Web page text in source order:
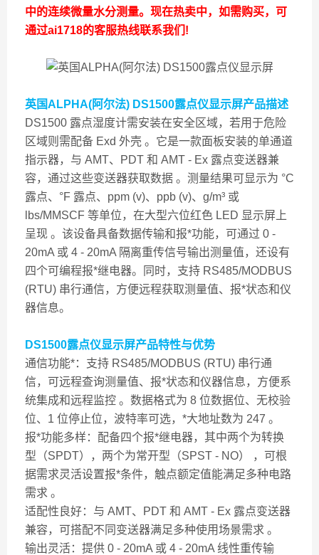
中的连续微量水分测量。现在热卖中，如需购买，可
通过ai1718的客服热线联系我们!
英国ALPHA(阿尔法) DS1500露点仪显示屏产品描述
DS1500 露点湿度计需安装在安全区域，若用于危险
区域则需配备 Exd 外壳 。它是一款面板安装的单通道
指示器，与 AMT、PDT 和 AMT - Ex 露点变送器兼
容，通过这些变送器获取数据 。测量结果可显示为 °C
露点、°F 露点、ppm (v)、ppb (v)、g/m³ 或
lbs/MMSCF 等单位，在大型六位红色 LED 显示屏上
呈现 。该设备具备数据传输和报*功能，可通过 0 -
20mA 或 4 - 20mA 隔离重传信号输出测量值，还设有
四个可编程报*继电器。同时，支持 RS485/MODBUS
(RTU) 串行通信，方便远程获取测量值、报*状态和仪
器信息。
DS1500露点仪显示屏产品特性与优势
通信功能*：支持 RS485/MODBUS (RTU) 串行通
信，可远程查询测量值、报*状态和仪器信息，方便系
统集成和远程监控 。数据格式为 8 位数据位、无校验
位、1 位停止位，波特率可选，*大地址数为 247 。
报*功能多样：配备四个报*继电器，其中两个为转换
型（SPDT），两个为常开型（SPST - NO） ，可根
据需求灵活设置报*条件，触点额定值能满足多种电路
需求 。
适配性良好：与 AMT、PDT 和 AMT - Ex 露点变送器
兼容，可搭配不同变送器满足多种使用场景需求 。
输出灵活：提供 0 - 20mA 或 4 - 20mA 线性重传输